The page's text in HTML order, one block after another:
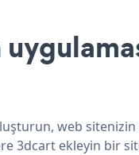
web
3dcart ekleyin bir